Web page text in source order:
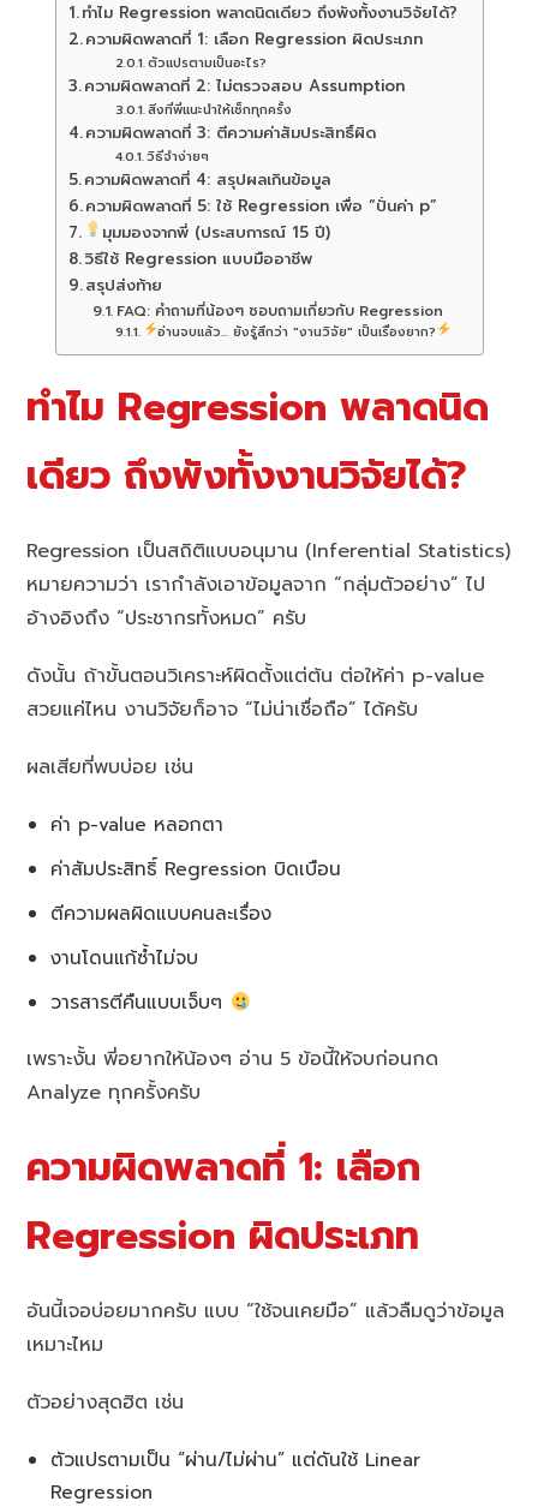
ทำไม Regression พลาดนิดเดียว ถึงพังทั้งงานวิจัยได้?
ความผิดพลาดที่ 1: เลือก Regression ผิดประเภท
ตัวแปรตามเป็นอะไร?
ความผิดพลาดที่ 2: ไม่ตรวจสอบ Assumption
สิ่งที่พี่แนะนำให้เช็กทุกครั้ง
ความผิดพลาดที่ 3: ตีความค่าสัมประสิทธิ์ผิด
วิธีจำง่ายๆ
ความผิดพลาดที่ 4: สรุปผลเกินข้อมูล
ความผิดพลาดที่ 5: ใช้ Regression เพื่อ “ปั่นค่า p”
มุมมองจากพี่ (ประสบการณ์ 15 ปี)
วิธีใช้ Regression แบบมืออาชีพ
สรุปส่งท้าย
FAQ: คำถามที่น้องๆ ชอบถามเกี่ยวกับ Regression
อ่านจบแล้ว... ยังรู้สึกว่า "งานวิจัย" เป็นเรื่องยาก?
ทำไม Regression พลาดนิด
เดียว ถึงพังทั้งงานวิจัยได้?
Regression เป็นสถิติแบบอนุมาน (Inferential Statistics)
หมายความว่า เรากำลังเอาข้อมูลจาก “กลุ่มตัวอย่าง” ไป
อ้างอิงถึง “ประชากรทั้งหมด” ครับ
ดังนั้น ถ้าขั้นตอนวิเคราะห์ผิดตั้งแต่ต้น ต่อให้ค่า p-value
สวยแค่ไหน งานวิจัยก็อาจ “ไม่น่าเชื่อถือ” ได้ครับ
ผลเสียที่พบบ่อย เช่น
ค่า p-value หลอกตา
ค่าสัมประสิทธิ์ Regression บิดเบือน
ตีความผลผิดแบบคนละเรื่อง
งานโดนแก้ซ้ำไม่จบ
วารสารตีคืนแบบเจ็บๆ
เพราะงั้น พี่อยากให้น้องๆ อ่าน 5 ข้อนี้ให้จบก่อนกด
Analyze ทุกครั้งครับ
ความผิดพลาดที่ 1: เลือก
Regression ผิดประเภท
อันนี้เจอบ่อยมากครับ แบบ “ใช้จนเคยมือ” แล้วลืมดูว่าข้อมูล
เหมาะไหม
ตัวอย่างสุดฮิต เช่น
ตัวแปรตามเป็น “ผ่าน/ไม่ผ่าน” แต่ดันใช้ Linear
Regression